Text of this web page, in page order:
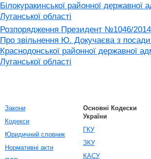
Білокуракинської районної державної
Луганської області
Розпорядження Президент №1046/
Про звільнення Ю. Докучаєва з
Краснодонської районної державної
Луганської області
Закони
Кодекси
Юридичний словник
Нормативні акти
Основні Кодески
України
ГКУ
ЗКУ
КАСУ